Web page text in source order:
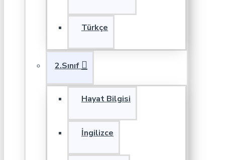
Türkçe
2.Sınıf
Hayat Bilgisi
İngilizce